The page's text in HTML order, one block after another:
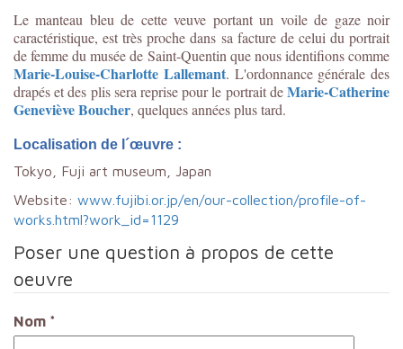
Le manteau bleu de cette veuve portant un voile de gaze noir
caractéristique, est très proche dans sa facture de celui du portrait
de femme du musée de Saint-Quentin que nous identifions comme
Marie-Louise-Charlotte Lallemant. L'ordonnance générale des
drapés et des plis sera reprise pour le portrait deMarie-Catherine
Geneviève Boucher, quelques années plus tard.
Localisation de l´œuvre :
Tokyo, Fuji art museum, Japan
Website: www.fujibi.or.jp/en/our-collection/profile-of-
works.html?work_id=1129
Poser une question à propos de cette
oeuvre
Nom *